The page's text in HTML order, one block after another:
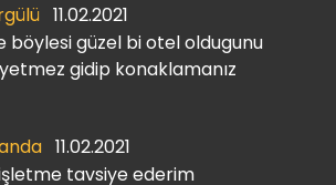
11.02.2021
böylesi güzel bi otel oldugunu
gidip konaklamanız
11.02.2021
tavsiye ederim